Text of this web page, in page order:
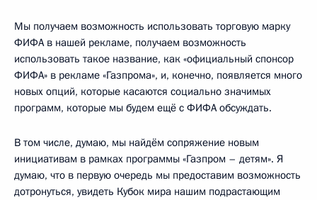
Мы получаем возможность использовать торговую марку
ФИФА в нашей рекламе, получаем возможность
использовать такое название, как «официальный спонсор
ФИФА» в рекламе «Газпрома», и, конечно, появляется много
новых опций, которые касаются социально значимых
программ, которые мы будем ещё с ФИФА обсуждать.
В том числе, думаю, мы найдём сопряжение новым
инициативам в рамках программы «Газпром – детям». Я
думаю, что в первую очередь мы предоставим возможность
дотронуться, увидеть Кубок мира нашим подрастающим